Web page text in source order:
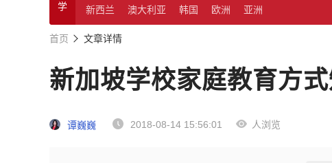
学
新西兰
澳大利亚 韩国 欧洲 亚洲
首页 文章详情
新加坡学校家庭教育方式
谭巍巍 2018-08-14 15:56:01 人浏览